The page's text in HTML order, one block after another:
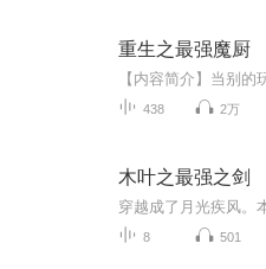
重生之最强魔厨
438 2万
木叶之最强之剑
8 501